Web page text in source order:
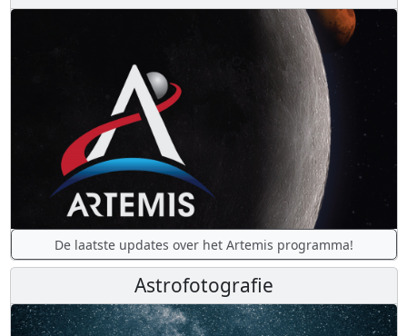
De laatste updates over het Artemis programma!
Astrofotografie